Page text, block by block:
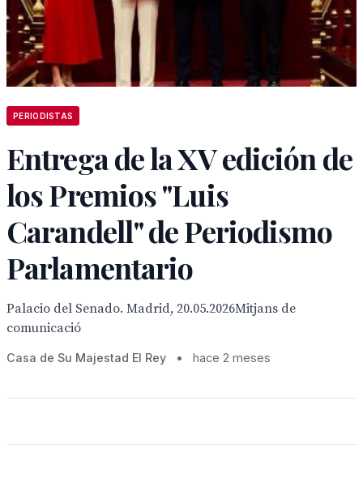
PERIODISTAS
Entrega de la XV edición de
los Premios "Luis
Carandell" de Periodismo
Parlamentario
Palacio del Senado. Madrid, 20.05.2026Mitjans de
comunicació
Casa de Su Majestad El Rey • hace 2 meses